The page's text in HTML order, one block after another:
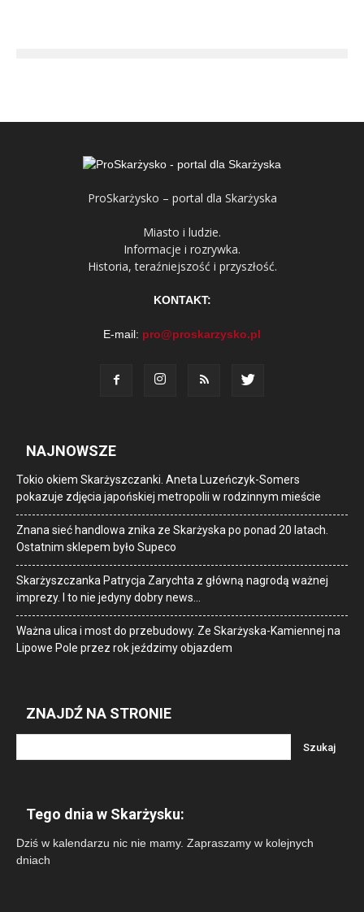
ProSkarżysko – portal dla Skarżyska
Miasto i ludzie.
Informacje i rozrywka.
Historia, teraźniejszość i przyszłość.
KONTAKT:
E-mail: pro@proskarzysko.pl
NAJNOWSZE
Tokio okiem Skarżyszczanki. Aneta Luzeńczyk-Somers
pokazuje zdjęcia japońskiej metropolii w rodzinnym mieście
Znana sieć handlowa znika ze Skarżyska po ponad 20 latach.
Ostatnim sklepem było Supeco
Skarżyszczanka Patrycja Zarychta z główną nagrodą ważnej
imprezy. I to nie jedyny dobry news…
Ważna ulica i most do przebudowy. Ze Skarżyska-Kamiennej na
Lipowe Pole przez rok jeździmy objazdem
ZNAJDŹ NA STRONIE
Tego dnia w Skarżysku:
Dziś w kalendarzu nic nie mamy. Zapraszamy w kolejnych
dniach